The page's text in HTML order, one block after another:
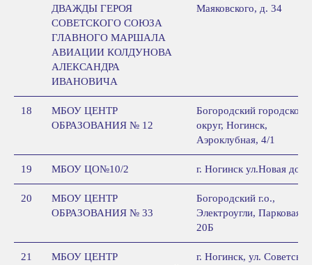
ДВАЖДЫ ГЕРОЯ
СОВЕТСКОГО СОЮЗА
ГЛАВНОГО МАРШАЛА
АВИАЦИИ КОЛДУНОВА
АЛЕКСАНДРА
ИВАНОВИЧА
Маяковского, д. 34
18
МБОУ ЦЕНТР
ОБРАЗОВАНИЯ № 12
Богородский городской
округ, Ногинск,
Аэроклубная, 4/1
19 МБОУ ЦО№10/2 г. Ногинск ул.Новая дом1
20
МБОУ ЦЕНТР
ОБРАЗОВАНИЯ № 33
Богородский г.о.,
Электроугли, Парковая,
20Б
21
МБОУ ЦЕНТР
г. Ногинск, ул.